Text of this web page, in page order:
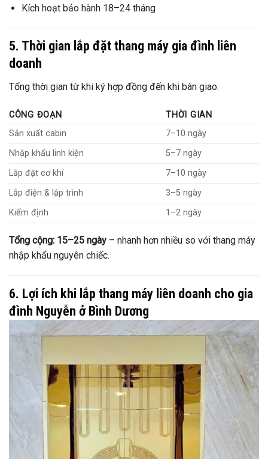
Kích hoạt bảo hành 18–24 tháng
5. Thời gian lắp đặt thang máy gia đình liên
doanh
Tổng thời gian từ khi ký hợp đồng đến khi bàn giao:
CÔNG ĐOẠN
THỜI GIAN
Sản xuất cabin
7–10 ngày
Nhập khẩu linh kiện
5–7 ngày
Lắp đặt cơ khí
7–10 ngày
Lắp điện & lập trình
3–5 ngày
Kiểm định
1–2 ngày
Tổng cộng: 15–25 ngày – nhanh hơn nhiều so với thang máy
nhập khẩu nguyên chiếc.
6. Lợi ích khi lắp thang máy liên doanh cho gia
đình Nguyễn ở Bình Dương